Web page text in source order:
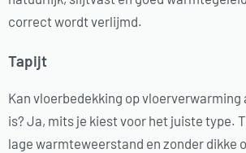
correct wordt verlijmd.
Tapijt
Kan vloerbedekking op
is? Ja, mits je kiest voor het juiste type.
lage warmteweerstand en zonder dikke